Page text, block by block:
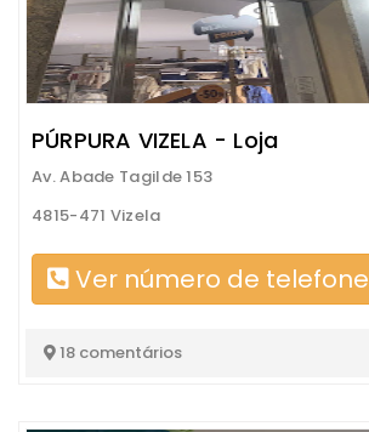
PÚRPURA VIZELA - Loja
Av. Abade Tagilde 153
4815-471 Vizela
Ver número de telefone
18 comentários